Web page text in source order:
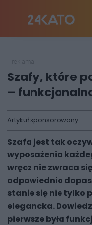
Szafy, które
–
Artykuł sponsorowany
Szafa jest tak
wyposażenia
wręcz nie zwraca
odpowiednio
stanie się nie tylko
elegancka.
pierwsze była